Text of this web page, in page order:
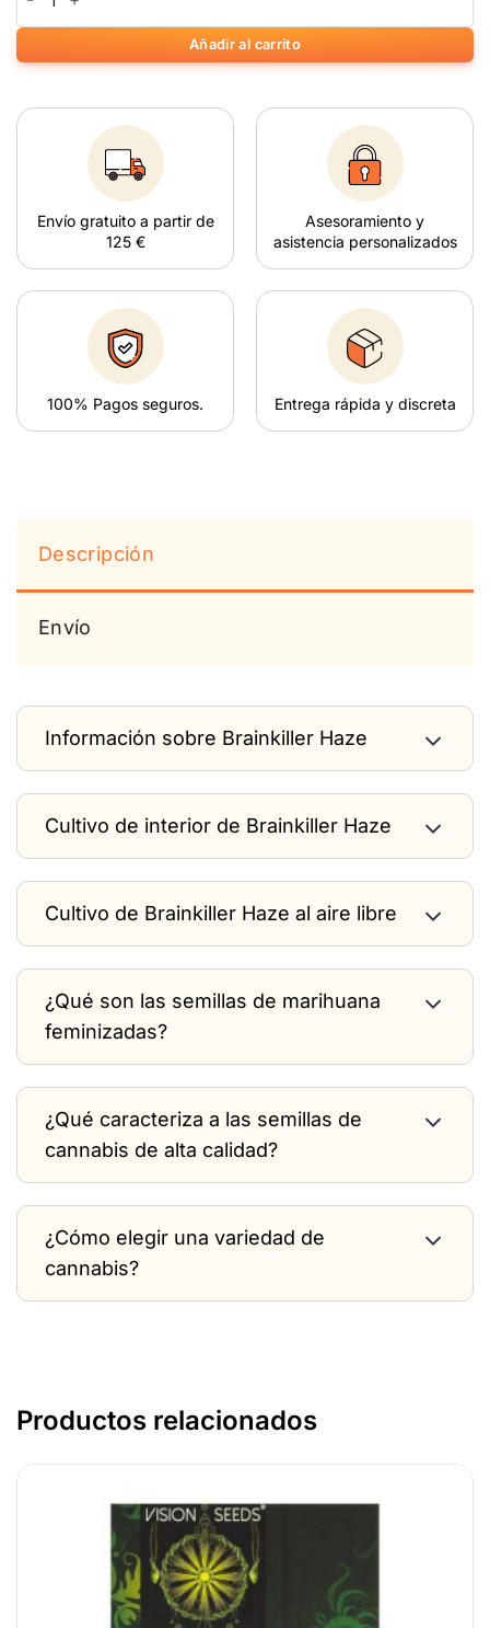
Añadir al carrito
Envío gratuito a partir de
125 €
Asesoramiento y
asistencia personalizados
100% Pagos seguros. Entrega rápida y discreta
Descripción
Envío
Información sobre Brainkiller Haze
Cultivo de interior de Brainkiller Haze
Cultivo de Brainkiller Haze al aire libre
¿Qué son las semillas de marihuana
feminizadas?
¿Qué caracteriza a las semillas de
cannabis de alta calidad?
¿Cómo elegir una variedad de
cannabis?
Productos relacionados